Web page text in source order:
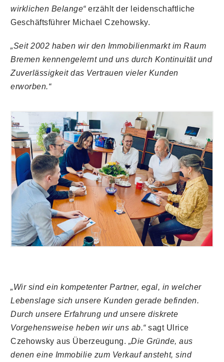
wirklichen Belange“erzählt der leidenschaftliche
Geschäftsführer Michael Czehowsky.
„Seit 2002 haben wir den Immobilienmarkt im Raum
Bremen kennengelernt und uns durch Kontinuität und
Zuverlässigkeit das Vertrauen vieler Kunden
erworben.“
„Wir sind ein kompetenter Partner, egal, in welcher
Lebenslage sich unsere Kunden gerade befinden.
Durch unsere Erfahrung und unsere diskrete
Vorgehensweise heben wir uns ab.“sagt Ulrice
Czehowsky aus Überzeugung. „Die Gründe, aus
denen eine Immobilie zum Verkauf ansteht, sind